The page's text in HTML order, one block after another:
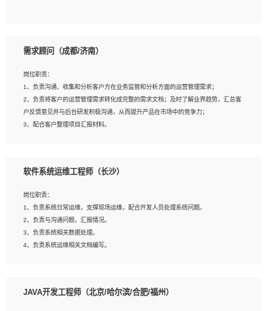
2、2年以上图像处理开发经验，熟悉python和spark开发；
建深度学习系统环境；
4、熟悉OPENCV、HALCON等常用图像处理软件，熟练进行图像处理；
5、熟悉主流的分类算法、聚类算法和关联分析算法原理，能熟练使用神经网络算法
的进行业务建模；
6、对OCR领域有深入的研究，熟悉模型调参，压缩和整型化方法；
需求顾问（成都/济南）
岗位职责：
1、负责沟通、收集和分析客户方在业务监管和分析方面的运营管理需求；
2、负责将客户的运营管理需求转化成完整的需求文档；及时了解业界趋势，汇总客
户反馈意见并与后台研发积极沟通，从而提升产品在市场中的竞争力；
3、配合客户整理项目汇报材料。
1、3年以上运营或解决方案的工作经验。
征，可独立提出完整的优化方案,并推动方案执行达成结果；熟练使用PPT、
WORD、EXCEL等办公软件；
3、深入理解公司各项AI产品和技术信息；具有较强的文档编写能力，能独立撰写
PPT、方案建议书等，面试时需携带个人制作的专业PPT文件进行展示。
软件系统运维工程师（长沙）
岗位职责：
1、负责系统日常运维，支撑现场运维，配合开发人员处理系统问题。
2、负责与沟通问题，汇报情况。
3、负责系统相关数据处理。
4、负责系统运维相关文档编写。
岗位要求：
JAVA开发工程师（北京/哈尔滨/合肥/福州）